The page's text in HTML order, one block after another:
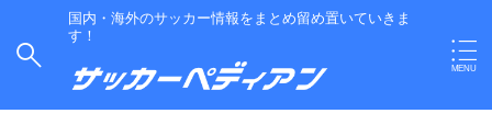
国内・海外のサッカー情報をまとめ留め置いていきま
す！